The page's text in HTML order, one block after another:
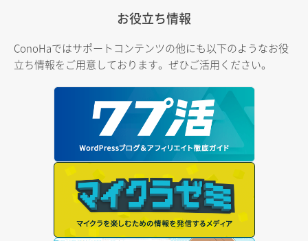
お役立ち情報
ConoHaではサポートコンテンツの他にも以下のようなお役
立ち情報をご用意しております。ぜひご活用ください。